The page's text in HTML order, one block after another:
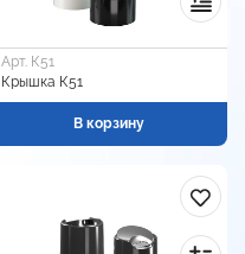
Арт. К51
Крышка К51
В корзину